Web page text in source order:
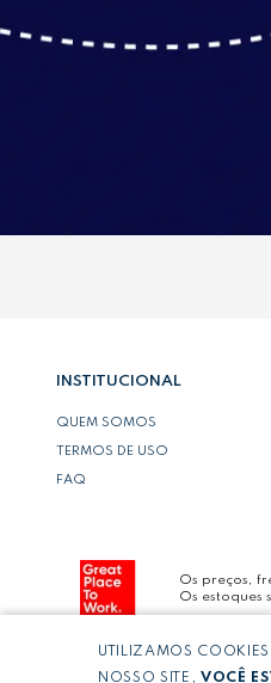
INSTITUCIONAL
QUEM SOMOS
TERMOS DE USO
FAQ
Os preços,
Os estoques
Copyright ©
UTILIZAMOS
NOSSO SITE, VOCÊ